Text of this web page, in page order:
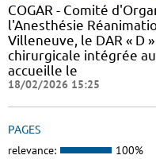
COGAR - Comité
l'Anesthésie
Villeneuve, le DAR « D
chirurgicale intégrée
accueille le
18/02/2026 15:25
PAGES
relevance: 100%